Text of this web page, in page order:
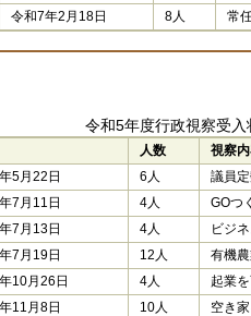
令和7年2月18日 8人 常
令和5年度行政視察受入
人数
視察
5月22日 6人
議員
7月11日 4人
GOつ
7月13日 4人
ビジ
7月19日 12人
有機
10月26日 4人
起業
11月8日 10人 空き